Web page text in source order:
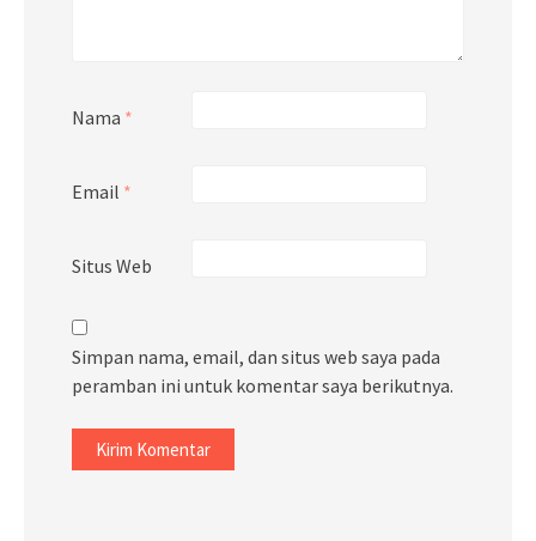
Nama *
Email *
Situs Web
Simpan nama, email, dan situs web saya pada
peramban ini untuk komentar saya berikutnya.